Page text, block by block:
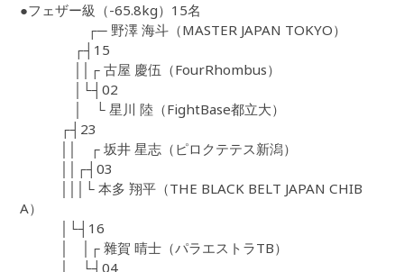
●フェザー級（-65.8kg）15名
┌─ 野澤 海斗（MASTER JAPAN TOKYO）
┌┤15
││┌ 古屋 慶伍（FourRhombus）
│└┤02
│ └ 星川 陸（FightBase都立大）
┌┤23
││ ┌ 坂井 星志（ピロクテテス新潟）
││┌┤03
│││└ 本多 翔平（THE BLACK BELT JAPAN CHIB
A）
│└┤16
│ │┌ 雜賀 晴士（パラエストラTB）
│ └┤04